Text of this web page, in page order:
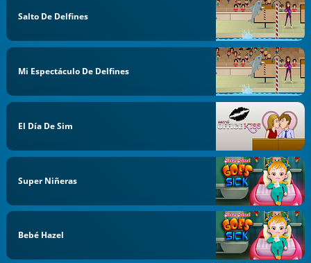
Salto De Delfines
Mi Espectáculo De Delfines
El Día De Sim
Super Niñeras
Bebé Hazel